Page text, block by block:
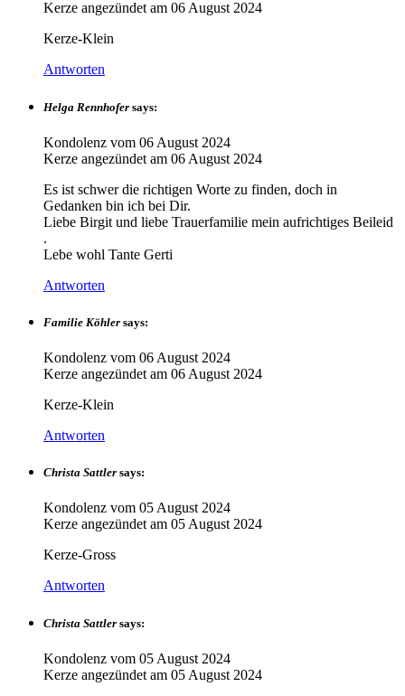
Kerze angezündet am 06 August 2024
Kerze-Klein
Antworten
Helga Rennhofer says:
Kondolenz vom 06 August 2024
Kerze angezündet am 06 August 2024
Es ist schwer die richtigen Worte zu finden, doch in
Gedanken bin ich bei Dir.
Liebe Birgit und liebe Trauerfamilie mein aufrichtiges Beileid
.
Lebe wohl Tante Gerti
Antworten
Familie Köhler says:
Kondolenz vom 06 August 2024
Kerze angezündet am 06 August 2024
Kerze-Klein
Antworten
Christa Sattler says:
Kondolenz vom 05 August 2024
Kerze angezündet am 05 August 2024
Kerze-Gross
Antworten
Christa Sattler says:
Kondolenz vom 05 August 2024
Kerze angezündet am 05 August 2024